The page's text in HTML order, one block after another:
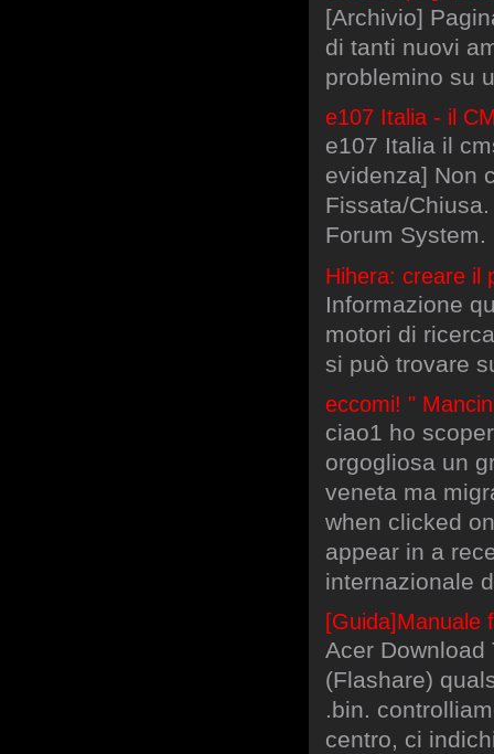
[Archivio]
di tanti nuovi
problemino su
e107 Italia - il
e107 Italia il
evidenza] Non
Fissata/
Forum
Hihera: creare il
Informazione
motori di
si può trovare
eccomi! "
ciao1 ho
orgogliosa un
veneta ma
when clicked
appear in a
internazionale
[Guida]Manuale
Acer Download
(Flashare)
.bin.
centro, ci